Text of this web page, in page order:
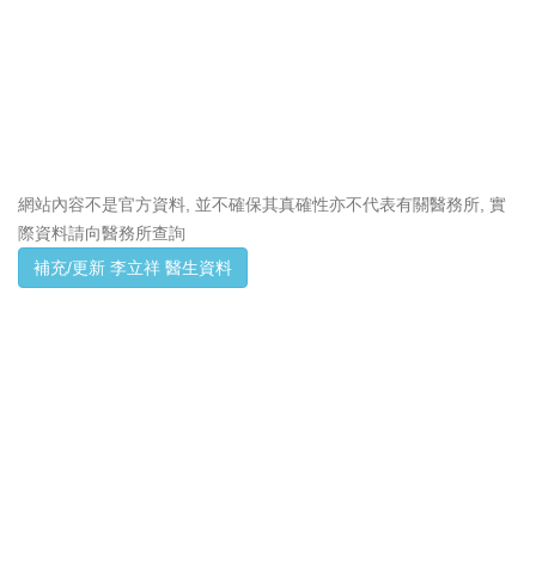
網站內容不是官方資料, 並不確保其真確性亦不代表有關醫務所, 實
際資料請向醫務所查詢
補充/更新 李立祥 醫生資料